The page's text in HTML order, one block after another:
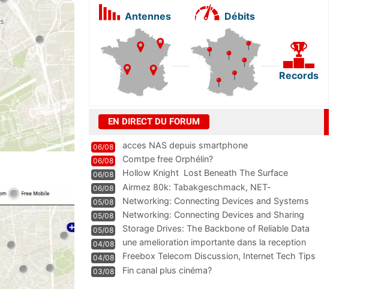
Antennes Débits
Records
EN DIRECT DU FORUM
06/08 acces NAS depuis smartphone
06/08 Comtpe free Orphélin?
06/08 Hollow Knight  Lost Beneath The Surface
06/08
Airmez 80k: Tabakgeschmack, NET-
Technologie und Leistung im
05/08 Networking: Connecting Devices and Systems
05/08
Networking: Connecting Devices and Sharing
Information
05/08
Storage Drives: The Backbone of Reliable Data
Management
04/08
une amelioration importante dans la reception
WIFI
04/08
Freebox Telecom Discussion, Internet Tech Tips
Communi
03/08 Fin canal plus cinéma?